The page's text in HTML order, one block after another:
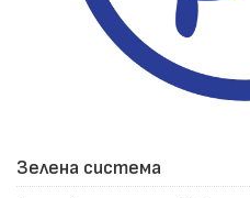
Зелена система